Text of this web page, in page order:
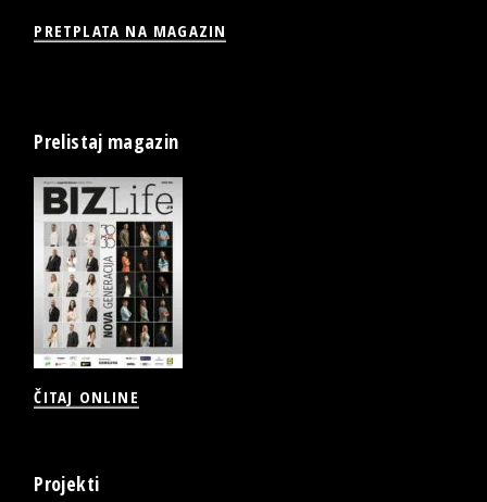
PRETPLATA NA MAGAZIN
Prelistaj magazin
ČITAJ ONLINE
Projekti